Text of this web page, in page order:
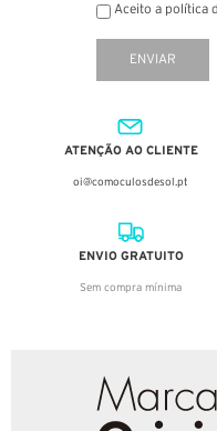
Aceito a política
ENVIAR
ATENÇÃO AO CLIENTE
oi@comoculosdesol.pt
ENVIO GRATUITO
Sem compra mínima